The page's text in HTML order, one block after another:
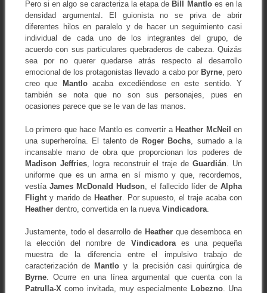
Pero si en algo se caracteriza la etapa de Bill Mantloes en la
densidad argumental. El guionista no se priva de abrir
diferentes hilos en paralelo y de hacer un seguimiento casi
individual de cada uno de los integrantes del grupo, de
acuerdo con sus particulares quebraderos de cabeza. Quizás
sea por no querer quedarse atrás respecto al desarrollo
emocional de los protagonistas llevado a cabo por Byrne, pero
creo que
Mantloacaba excediéndose en este sentido. Y
también se nota que no son sus personajes, pues en
ocasiones parece que se le van de las manos.
Lo primero que hace Mantlo es convertir aHeather McNeil en
una superheroína. El talento deRoger Bochs , sumado a la
incansable mano de obra que proporcionan los poderes de
Madison Jeffries, logra reconstruir el traje deGuardián . Un
uniforme que es un arma en sí mismo y que, recordemos,
vestíaJames McDonald Hudson , el fallecido líder deAlpha
Flighty marido de Heather. Por supuesto, el traje acaba con
Heatherdentro, convertida en la nueva Vindicadora.
Justamente, todo el desarrollo de Heatherque desemboca en
la elección del nombre de Vindicadoraes una pequeña
muestra de la diferencia entre el impulsivo trabajo de
caracterización de Mantlo y la precisión casi quirúrgica de
Byrne. Ocurre en una línea argumental que cuenta con la
Patrulla-Xcomo invitada, muy especialmente Lobezno. Una